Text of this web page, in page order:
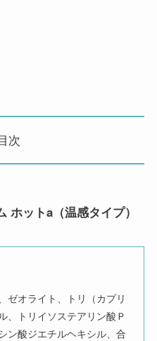
次
ホットa（温感タイプ）
ゼオライト、トリ（カプリ
、トリイソステアリン酸Ｐ
ン酸ジエチルヘキシル、合